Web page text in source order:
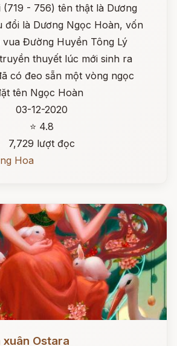
(719 - 756) tên thật là Dương
đổi là Dương Ngọc Hoàn, vốn
vua Đường Huyền Tông Lý
thuyết lúc mới sinh ra
có đeo sẵn một vòng ngọc
tên Ngọc Hoàn
03-12-2020
⭐ 4.8
7,729 lượt đọc
Hoa
Ostara